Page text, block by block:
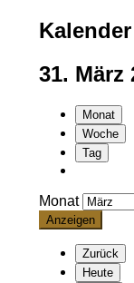
Kalender
31. März
Monat
Woche
Tag
Monat
Zurück
Heute